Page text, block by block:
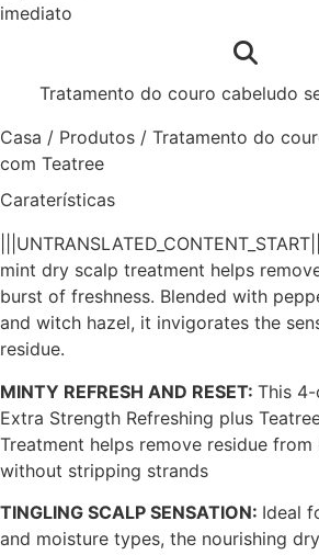
imediato
Tratamento do couro cabeludo
Casa / Produtos / Tratamento do
com Teatree
Caraterísticas
|||UNTRANSLATED_CONTENT_START|||
mint dry scalp treatment helps
burst of freshness. Blended with
and witch hazel, it invigorates the
residue.
MINTY REFRESH AND RESET: This
Extra Strength Refreshing plus
Treatment helps remove residue from
without stripping strands
TINGLING SCALP SENSATION: Ideal
and moisture types, the nourishing